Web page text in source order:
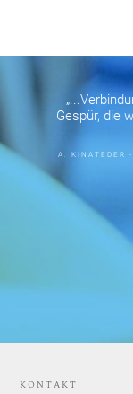
Gespür, die
A. KINATEDER
KONTAKT